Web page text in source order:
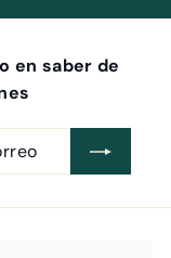
en saber de